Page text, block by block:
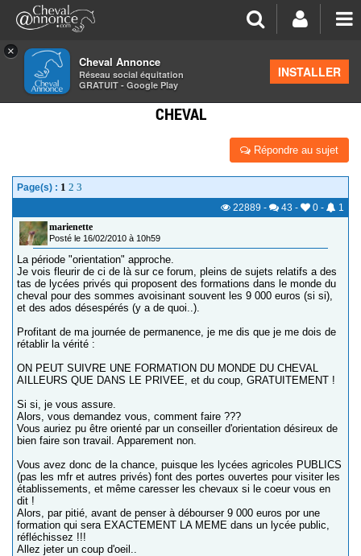
×
Cheval Annonce
Réseau social équitation
GRATUIT - Google Play
INSTALLER
>Formations équestres
L'ENSEIGNEMENT AGRICOLE PUBLIC : FORMATION
CHEVAL
Répondre au sujet
Page(s) : 1 2 3
22889 - 43 - 0 -
1
marienette
Posté le 16/02/2010 à 10h59
La période "orientation" approche.
Je vois fleurir de ci de là sur ce forum, pleins de sujets relatifs a des
tas de lycées privés qui proposent des formations dans le monde du
cheval pour des sommes avoisinant souvent les 9 000 euros (si si),
et des ados désespérés (y a de quoi..).
Profitant de ma journée de permanence, je me dis que je me dois de
rétablir la vérité :
ON PEUT SUIVRE UNE FORMATION DU MONDE DU CHEVAL
AILLEURS QUE DANS LE PRIVEE, et du coup, GRATUITEMENT !
Si si, je vous assure.
Alors, vous demandez vous, comment faire ???
Vous auriez pu être orienté par un conseiller d'orientation désireux de
bien faire son travail. Apparement non.
Vous avez donc de la chance, puisque les lycées agricoles PUBLICS
(pas les mfr et autres privés) font des portes ouvertes pour visiter les
établissements, et même caresser les chevaux si le coeur vous en
dit !
Alors, par pitié, avant de penser à débourser 9 000 euros por une
formation qui sera EXACTEMENT LA MEME dans un lycée public,
réfléchissez !!!
Allez jeter un coup d'oeil..